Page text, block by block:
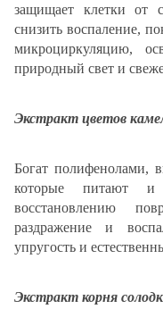
защищает клетки от
снизить воспаление,
микроциркуляцию,
природный свет и
Экстракт цветов
Богат полифенолами,
которые питают и
восстановлению
раздражение и
упругость и
Экстракт корня